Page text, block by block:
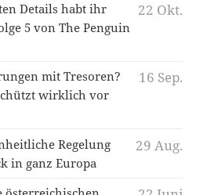
Details habt ihr
5 von The Penguin
22 Okt.
mit Tresoren?
wirklich vor
16 Sep.
Regelung
in ganz Europa
29 Aug.